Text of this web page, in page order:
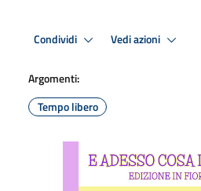
Condividi Vedi azioni
Argomenti:
Tempo libero